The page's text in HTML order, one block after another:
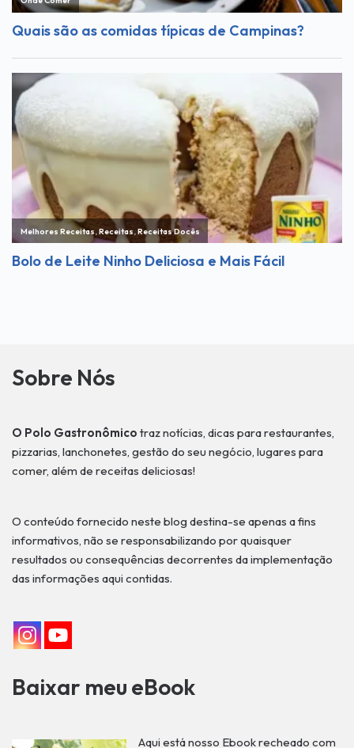
Sobre Nós
O Polo Gastronômico traz notícias, dicas para restaurantes,
pizzarias, lanchonetes, gestão do seu negócio, lugares para
comer, além de receitas deliciosas!
O conteúdo fornecido neste blog destina-se apenas a fins
informativos, não se responsabilizando por quaisquer
resultados ou consequências decorrentes da implementação
das informações aqui contidas.
Baixar meu eBook
Aqui está nosso Ebook recheado com